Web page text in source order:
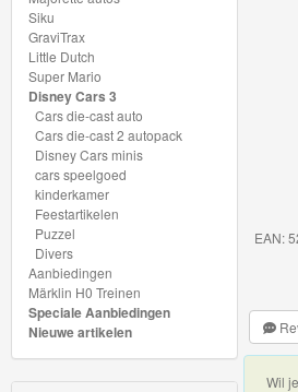
Marklin
Start-
Up
Treinen
Thomas
Trackmaster
motorized
Thomas
Trackmaster
Push
Along
EAN:
Wil
Siku
GraviTrax
Little Dutch
Super Mario
Disney Cars 3
Cars die-cast auto
Cars die-cast 2 autopack
Disney Cars minis
cars speelgoed
kinderkamer
Feestartikelen
Puzzel
Divers
Aanbiedingen
Märklin H0 Treinen
Speciale Aanbiedingen
Nieuwe artikelen